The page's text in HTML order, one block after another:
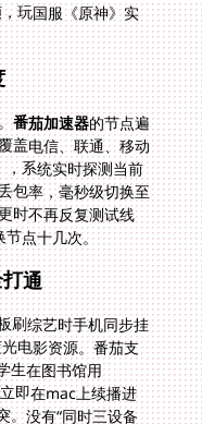
番茄加速器的节点遍
布华北、华东骨干网络核心城市，覆盖电信、联通、移动
三大运营商。当你点开《庆余年2》，系统实时探测当前
所在地至上海节点的延迟、抖动和丢包率，毫秒级切换至
最优接入点。这意味着柏林深夜追更时不再反复测试线
节点十几次。
通
刷综艺时手机同步挂
电影资源。番茄支
留学生在图书馆用
立即在mac上续播进
。没有“同时三设备